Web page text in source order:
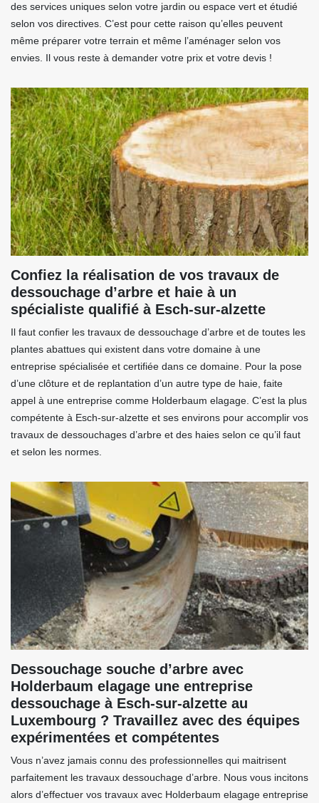
des services uniques selon votre jardin ou espace vert et étudié
selon vos directives. C’est pour cette raison qu’elles peuvent
même préparer votre terrain et même l’aménager selon vos
envies. Il vous reste à demander votre prix et votre devis !
Confiez la réalisation de vos travaux de
dessouchage d’arbre et haie à un
spécialiste qualifié à Esch-sur-alzette
Il faut confier les travaux de dessouchage d’arbre et de toutes les
plantes abattues qui existent dans votre domaine à une
entreprise spécialisée et certifiée dans ce domaine. Pour la pose
d’une clôture et de replantation d’un autre type de haie, faite
appel à une entreprise comme Holderbaum elagage. C’est la plus
compétente à Esch-sur-alzette et ses environs pour accomplir vos
travaux de dessouchages d’arbre et des haies selon ce qu’il faut
et selon les normes.
Dessouchage souche d’arbre avec
Holderbaum elagage une entreprise
dessouchage à Esch-sur-alzette au
Luxembourg ? Travaillez avec des équipes
expérimentées et compétentes
Vous n’avez jamais connu des professionnelles qui maitrisent
parfaitement les travaux dessouchage d’arbre. Nous vous incitons
alors d’effectuer vos travaux avec Holderbaum elagage entreprise